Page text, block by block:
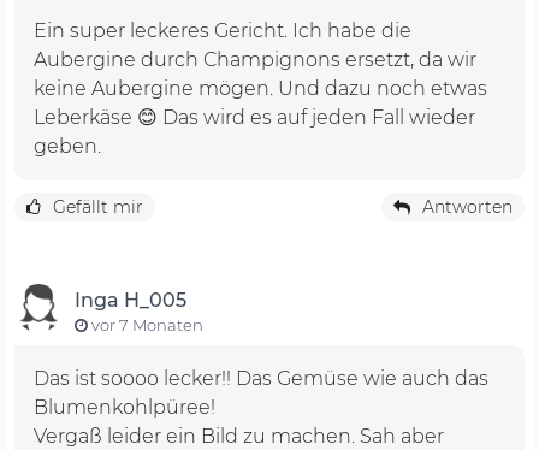
Ein super leckeres Gericht. Ich habe die
Aubergine durch Champignons ersetzt, da wir
keine Aubergine mögen. Und dazu noch etwas
Leberkäse 😊 Das wird es auf jeden Fall wieder
geben.
Gefällt mir Antworten
Inga H_005
vor 7 Monaten
Das ist soooo lecker!! Das Gemüse wie auch das
Blumenkohlpüree!
Vergaß leider ein Bild zu machen. Sah aber